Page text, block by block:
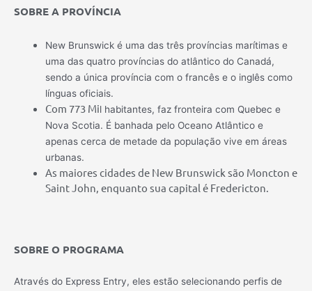
SOBRE A PROVÍNCIA
New Brunswick é uma das três províncias marítimas e
uma das quatro províncias do atlântico do Canadá,
sendo a única província com o francês e o inglês como
línguas oficiais.
Com 773 Mil habitantes, faz fronteira com Quebec e
Nova Scotia. É banhada pelo Oceano Atlântico e
apenas cerca de metade da população vive em áreas
urbanas.
As maiores cidades de New Brunswick são Moncton e
Saint John, enquanto sua capital é Fredericton.
SOBRE O PROGRAMA
Através do Express Entry, eles estão selecionando perfis de